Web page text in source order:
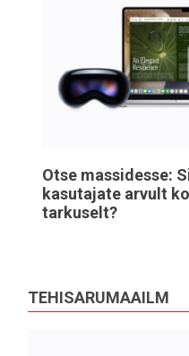
Otse massidesse:
kasutajate arvult
tarkuselt?
TEHISARUMAAILM